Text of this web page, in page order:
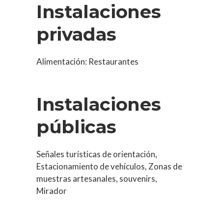
Instalaciones
privadas
Alimentación: Restaurantes
Instalaciones
públicas
Señales turísticas de orientación,
Estacionamiento de vehículos, Zonas de
muestras artesanales, souvenirs,
Mirador